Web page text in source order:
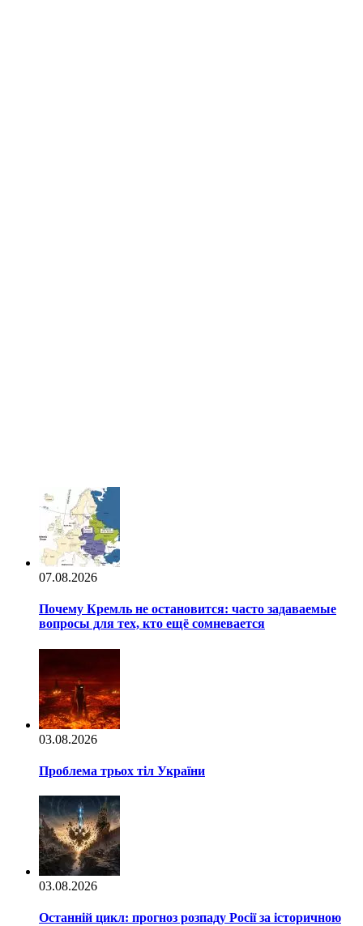
07.08.2026
Почему Кремль не остановится: часто задаваемые
вопросы для тех, кто ещё сомневается
03.08.2026
Проблема трьох тіл України
03.08.2026
Останній цикл: прогноз розпаду Росії за історичною